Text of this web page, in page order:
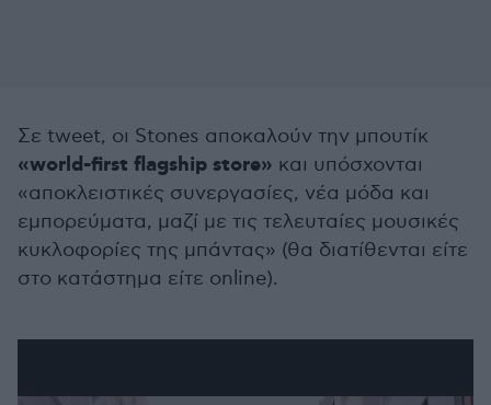
Σε tweet, οι Stones αποκαλούν την μπουτίκ
«world-first flagship store» και υπόσχονται
«αποκλειστικές συνεργασίες, νέα μόδα και
εμπορεύματα, μαζί με τις τελευταίες μουσικές
κυκλοφορίες της μπάντας» (θα διατίθενται είτε
στο κατάστημα είτε online).